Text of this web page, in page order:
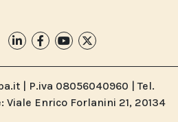
| P.iva 08056040960 | Tel.
Viale Enrico Forlanini 21, 20134